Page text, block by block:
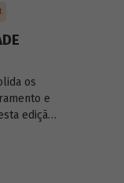
os
e
edição,